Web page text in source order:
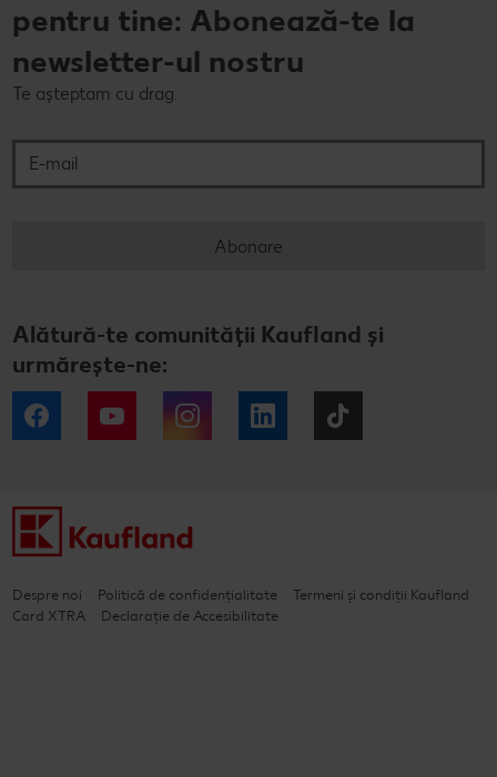
pentru tine: Abonează-te la
newsletter-ul nostru
Te așteptam cu drag.
Abonare
Alătură-te comunității Kaufland și
urmărește-ne:
Facebook YouTube Instagram LinkedIn
Despre noi Politică de confidențialitate
Termeni și condiții Kaufland
Card XTRA
Declarație de Accesibilitate